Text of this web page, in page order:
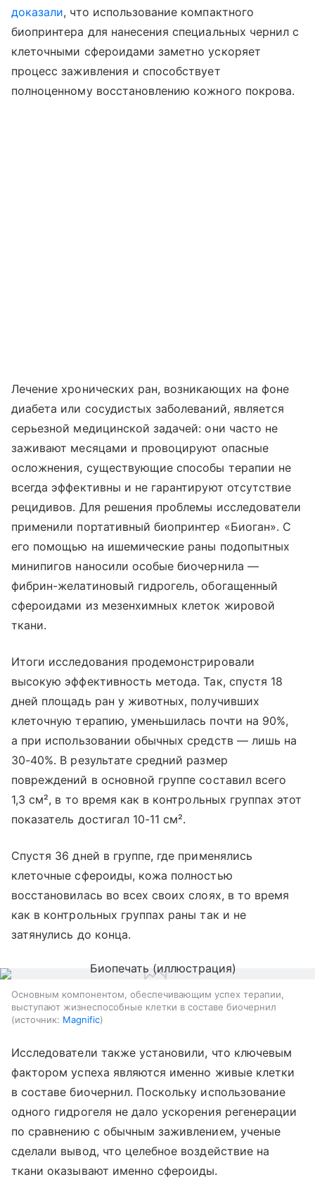
доказали, что использование компактного
биопринтера для нанесения специальных чернил с
клеточными сфероидами заметно ускоряет
процесс заживления и способствует
полноценному восстановлению кожного покрова.
Лечение хронических ран, возникающих на фоне
диабета или сосудистых заболеваний, является
серьезной медицинской задачей: они часто не
заживают месяцами и провоцируют опасные
осложнения, существующие способы терапии не
всегда эффективны и не гарантируют отсутствие
рецидивов. Для решения проблемы исследователи
применили портативный биопринтер «Биоган». С
его помощью на ишемические раны подопытных
минипигов наносили особые биочернила —
фибрин-желатиновый гидрогель, обогащенный
сфероидами из мезенхимных клеток жировой
ткани.
Итоги исследования продемонстрировали
высокую эффективность метода. Так, спустя 18
дней площадь ран у животных, получивших
клеточную терапию, уменьшилась почти на 90%,
а при использовании обычных средств — лишь на
30-40%. В результате средний размер
повреждений в основной группе составил всего
1,3 см², в то время как в контрольных группах этот
показатель достигал 10-11 см².
Спустя 36 дней в группе, где применялись
клеточные сфероиды, кожа полностью
восстановилась во всех своих слоях, в то время
как в контрольных группах раны так и не
затянулись до конца.
Основным компонентом, обеспечивающим успех терапии,
выступают жизнеспособные клетки в составе биочернил
источник: Magnific
Исследователи также установили, что ключевым
фактором успеха являются именно живые клетки
в составе биочернил. Поскольку использование
одного гидрогеля не дало ускорения регенерации
по сравнению с обычным заживлением, ученые
сделали вывод, что целебное воздействие на
ткани оказывают именно сфероиды.